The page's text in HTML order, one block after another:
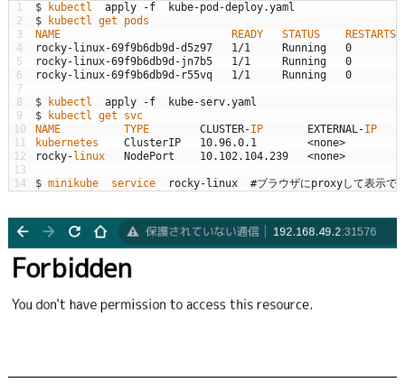
1
2
3
4
5
6
7
8
9
10
11
12
13
14
$ kubectl apply -f kube-pod -deploy.yaml
$
kubectl get pods
NAME
READY STATUS
rocky- linux-69f9b6db9d -d5z97 1/1 Running
0
rocky- linux-69f9b6db9d -jn7b5 1/1 Running
0
rocky- linux-69f9b6db9d - r55vq 1/1 Running 0
$ kubectl apply -f kube-serv.yaml
$
kubectl get svc
NAME TYPE CLUSTER-IP EXTERNAL-IP
kubernetes ClusterIP 10.96.0.1 <none>
rocky- linux NodePort 10.102.104.239 <none>
$ minikube service rocky- linux #ブラウザにproxyして表示で